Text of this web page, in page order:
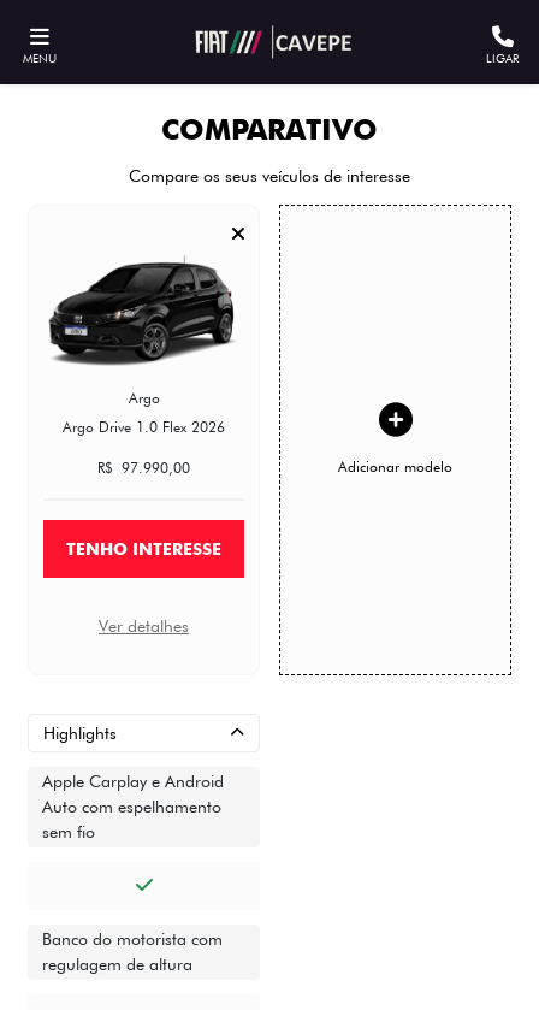
MENU LIGAR
COMPARATIVO
Compare os seus veículos de interesse
Argo
Argo Drive 1.0 Flex 2026
R$ 97.990,00
TENHO INTERESSE
Ver detalhes
Adicionar modelo
Highlights
Apple Carplay e Android
Auto com espelhamento
sem fio
Banco do motorista com
regulagem de altura